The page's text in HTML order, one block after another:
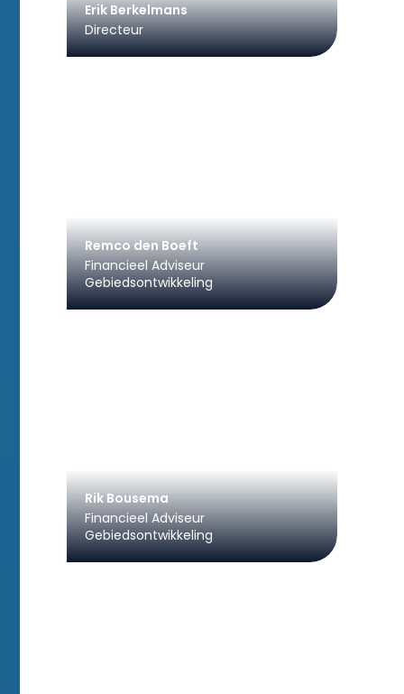
Erik Berkelmans
Directeur
Remco den Boeft
Financieel Adviseur
Gebiedsontwikkeling
Rik Bousema
Financieel Adviseur
Gebiedsontwikkeling